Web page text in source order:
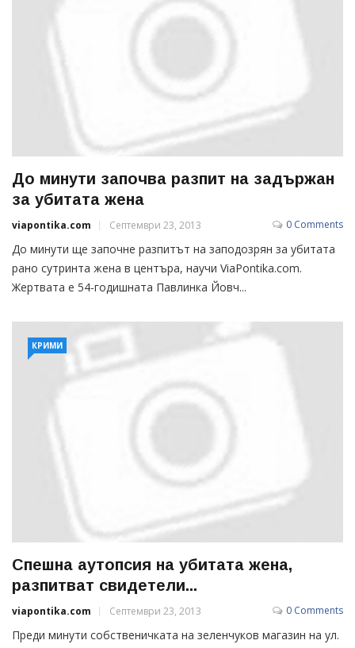
До минути започва разпит на задържан
за убитата жена
viapontika.com Септември 23, 2013 0 Comments
До минути ще започне разпитът на заподозрян за убитата
рано сутринта жена в центъра, научи ViaPontika.com.
Жертвата е 54-годишната Павлинка Йовч...
КРИМИ
Спешна аутопсия на убитата жена,
разпитват свидетели...
viapontika.com Септември 23, 2013 0 Comments
Преди минути собственичката на зеленчуков магазин на ул.